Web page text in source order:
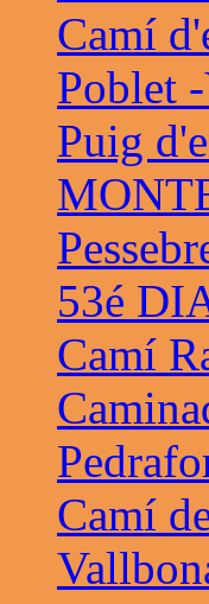
Camí
Poblet
Puig
53é
Camí
Camí